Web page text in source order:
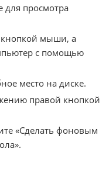
для просмотра
мыши, а
с помощью
место на диске.
правой кнопкой
«Сделать фоновым